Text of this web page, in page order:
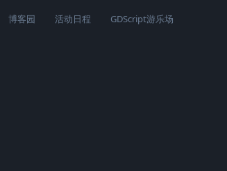
博客园 活动日程 GDScript游乐场